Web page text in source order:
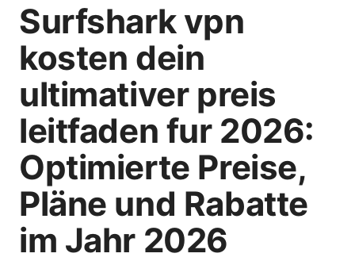
Surfshark vpn
kosten dein
ultimativer preis
leitfaden fur 2026:
Optimierte Preise,
Pläne und Rabatte
im Jahr 2026